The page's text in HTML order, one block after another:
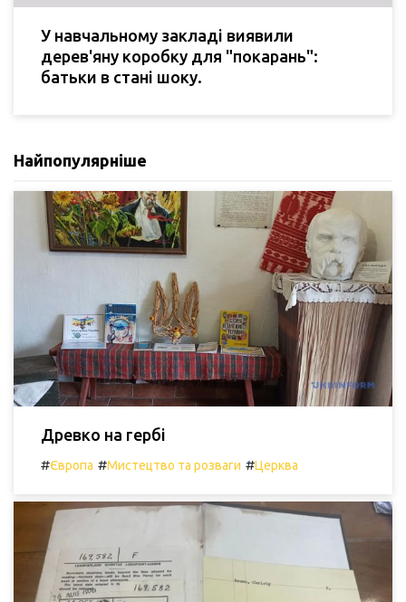
У навчальному закладі виявили
дерев'яну коробку для "покарань":
батьки в стані шоку.
Найпопулярніше
Древко на гербі
#Європа #Мистецтво та розваги #Церква